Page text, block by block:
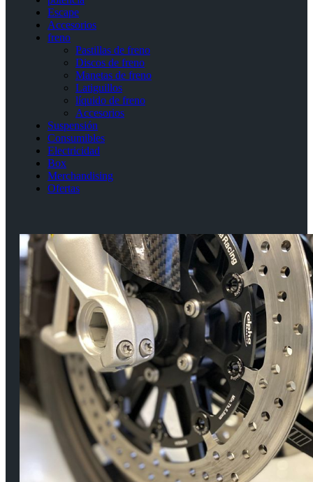
Escape
Accesorios
freno
Pastillas de freno
Discos de freno
Manetas de freno
Latiguillos
líquido de freno
Accesorios
Suspensión
Consumibles
Electricidad
Box
Merchandising
Ofertas